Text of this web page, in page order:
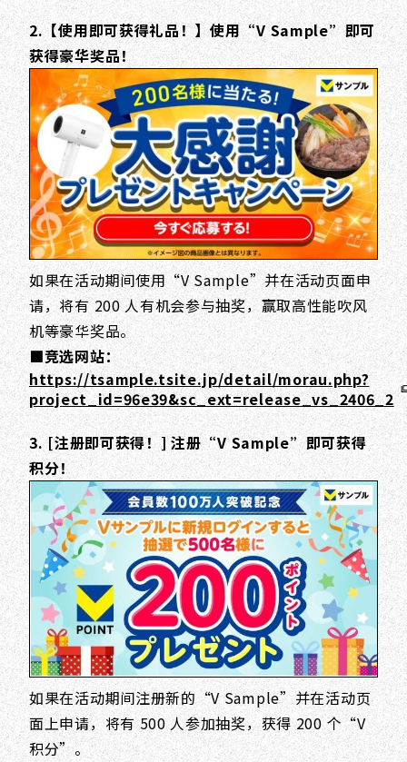
2.【使用即可获得礼品！】使用“V Sample”即可
获得豪华奖品！
如果在活动期间使用“V Sample”并在活动页面申
请，将有 200 人有机会参与抽奖，赢取高性能吹风
机等豪华奖品。
■竞选网站：
https://tsample.tsite.jp/detail/morau.php?
project_id=96e39&sc_ext=release_vs_2406_2
3. [注册即可获得！] 注册“V Sample”即可获得
积分！
如果在活动期间注册新的“V Sample”并在活动页
面上申请，将有 500 人参加抽奖，获得 200 个“V
积分”。